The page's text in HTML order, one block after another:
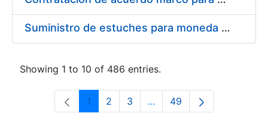
Suministro de estuches para moneda de 30 €
Showing 1 to 10 of 486 entries.
Page
1 Page
2 Page
3 ...Intermediate Pages Use
Page
49